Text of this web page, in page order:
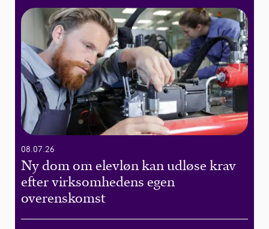
08.07.26
Ny dom om elevløn kan udløse krav
efter virksomhedens egen
overenskomst